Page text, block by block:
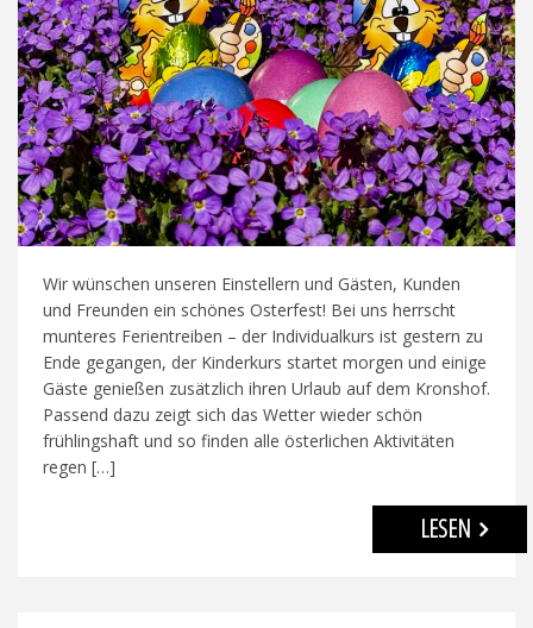
Wir wünschen unseren Einstellern und Gästen, Kunden
und Freunden ein schönes Osterfest! Bei uns herrscht
munteres Ferientreiben – der Individualkurs ist gestern zu
Ende gegangen, der Kinderkurs startet morgen und einige
Gäste genießen zusätzlich ihren Urlaub auf dem Kronshof.
Passend dazu zeigt sich das Wetter wieder schön
frühlingshaft und so finden alle österlichen Aktivitäten
regen […]
LESEN